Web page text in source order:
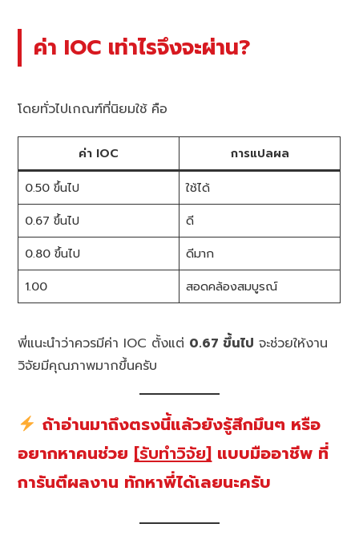
ค่า IOC เท่าไรจึงจะผ่าน?
โดยทั่วไปเกณฑ์ที่นิยมใช้ คือ
ค่า IOC
การแปลผล
0.50 ขึ้นไป
ใช้ได้
0.67 ขึ้นไป
ดี
0.80 ขึ้นไป
ดีมาก
1.00
สอดคล้องสมบูรณ์
พี่แนะนำว่าควรมีค่า IOC ตั้งแต่ 0.67 ขึ้นไป จะช่วยให้งาน
วิจัยมีคุณภาพมากขึ้นครับ
ถ้าอ่านมาถึงตรงนี้แล้วยังรู้สึกมึนๆ หรือ
อยากหาคนช่วย[รับทำวิจัย]แบบมืออาชีพ ที่
การันตีผลงาน ทักหาพี่ได้เลยนะครับ